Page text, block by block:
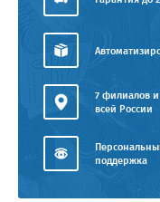
7 филиалов и
всей России
поддержка